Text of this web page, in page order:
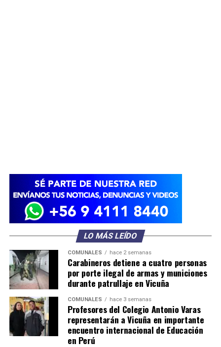
LO MÁS LEÍDO
COMUNALES hace 2 semanas
Carabineros detiene a cuatro personas
por porte ilegal de armas y municiones
durante patrullaje en Vicuña
COMUNALES hace 3 semanas
Profesores del Colegio Antonio Varas
representarán a Vicuña en importante
encuentro internacional de Educación
en Perú